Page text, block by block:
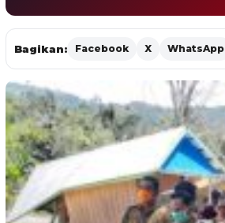
Bagikan: Facebook X WhatsApp